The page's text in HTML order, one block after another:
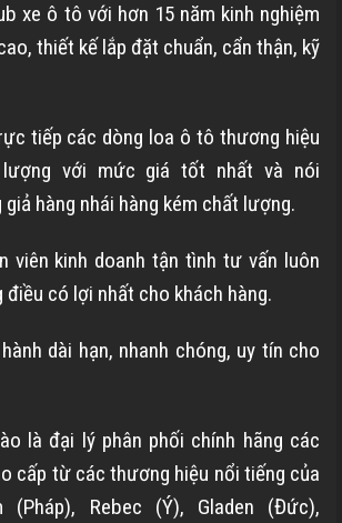
xe ô tô với hơn 15 năm kinh nghiệm
thiết kế lắp đặt chuẩn, cẩn thận, kỹ
tiếp các dòng loa ô tô thương hiệu
với mức giá tốt nhất và nói
giả hàng nhái hàng kém chất lượng.
viên kinh doanh tận tình tư vấn luôn
có lợi nhất cho khách hàng.
dài hạn, nhanh chóng, uy tín cho
là đại lý phân phối chính hãng các
cấp từ các thương hiệu nổi tiếng của
(Pháp), Rebec (Ý), Gladen (Đức),